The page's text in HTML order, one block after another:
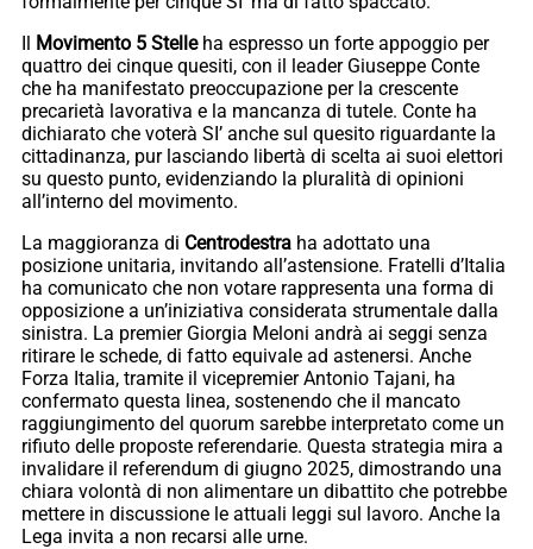
Il Movimento 5 Stelle ha espresso un forte appoggio per
quattro dei cinque quesiti, con il leader Giuseppe Conte
che ha manifestato preoccupazione per la crescente
precarietà lavorativa e la mancanza di tutele. Conte ha
dichiarato che voterà SI’ anche sul quesito riguardante la
cittadinanza, pur lasciando libertà di scelta ai suoi elettori
su questo punto, evidenziando la pluralità di opinioni
all’interno del movimento.
La maggioranza di Centrodestra ha adottato una
posizione unitaria, invitando all’astensione. Fratelli d’Italia
ha comunicato che non votare rappresenta una forma di
opposizione a un’iniziativa considerata strumentale dalla
sinistra. La premier Giorgia Meloni andrà ai seggi senza
ritirare le schede, di fatto equivale ad astenersi. Anche
Forza Italia, tramite il vicepremier Antonio Tajani, ha
confermato questa linea, sostenendo che il mancato
raggiungimento del quorum sarebbe interpretato come un
rifiuto delle proposte referendarie. Questa strategia mira a
invalidare il referendum di giugno 2025, dimostrando una
chiara volontà di non alimentare un dibattito che potrebbe
mettere in discussione le attuali leggi sul lavoro. Anche la
Lega invita a non recarsi alle urne.